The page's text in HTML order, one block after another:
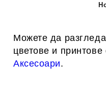
Можете да
цветове и принтове
Аксесоари.